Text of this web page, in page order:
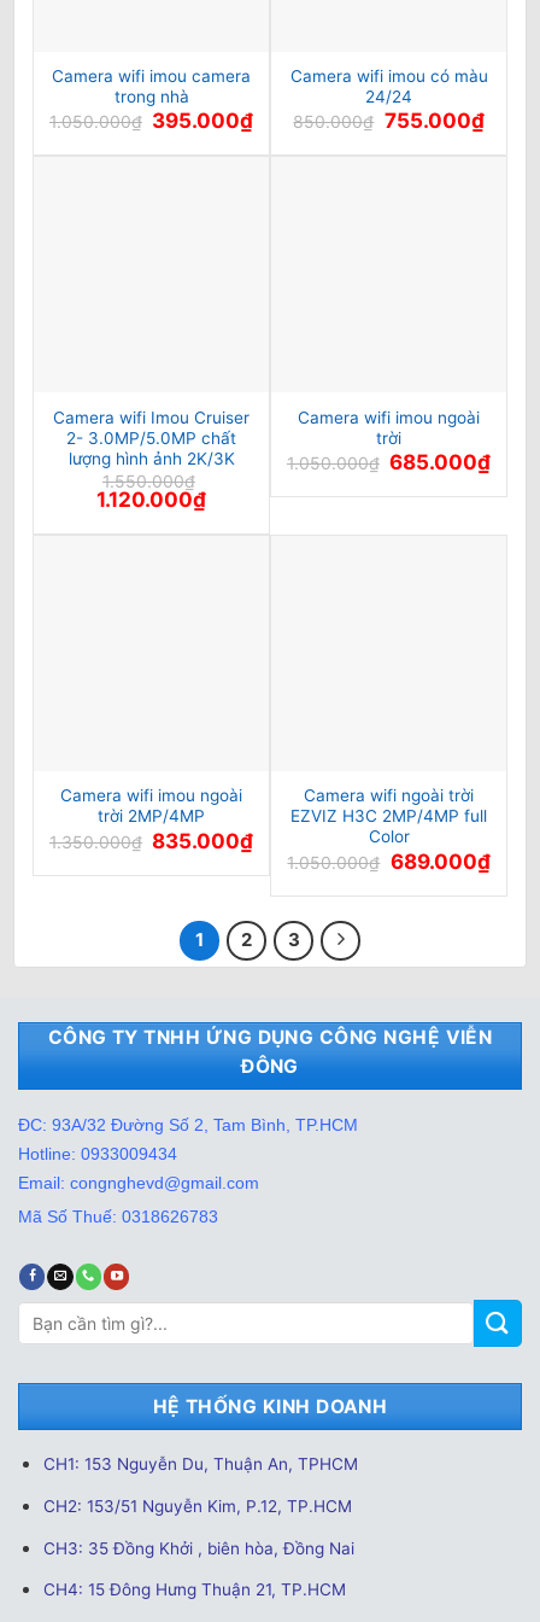
Camera wifi imou camera
trong nhà
1.050.000₫ Giá
gốc
là:
395.000₫Giá
tại
Camera wifi imou có màu
24/24
850.000₫ Giá
gốc
là:
755.000₫Giá
hiện
tại
Camera wifi Imou Cruiser
2- 3.0MP/5.0MP chất
lượng hình ảnh 2K/3K
1.550.000₫
Giá
gốc
là:
1.120.000₫Giá
tại
Camera wifi imou ngoài
trời
1.050.000₫ Giá
gốc
là:
685.000₫Giá
tại
Camera wifi imou ngoài
trời 2MP/4MP
1.350.000₫ Giá
gốc
là:
835.000₫Giá
tại
Camera wifi ngoài trời
EZVIZ H3C 2MP/4MP full
Color
1.050.000₫ Giá
gốc
là:
689.000₫Giá
hiện
tại
1 2 3
CÔNG TY TNHH ỨNG DỤNG CÔNG NGHỆ VIỄN
ĐÔNG
ĐC: 93A/32 Đường Số 2, Tam Bình, TP.HCM
Hotline: 0933009434
Email: congnghevd@gmail.com
Mã Số Thuế: 0318626783
Tìm
kiếm:
HỆ THỐNG KINH DOANH
CH1: 153 Nguyễn Du, Thuận An, TPHCM
CH2: 153/51 Nguyễn Kim, P.12, TP.HCM
CH3: 35 Đồng Khởi , biên hòa, Đồng Nai
CH4: 15 Đông Hưng Thuận 21, TP.HCM